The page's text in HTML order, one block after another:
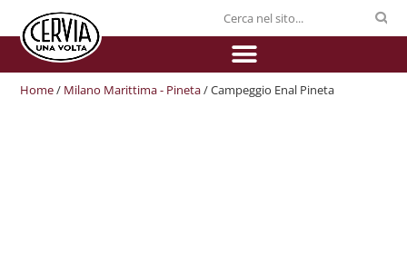
Home/ Milano Marittima - Pineta/ Campeggio Enal Pineta